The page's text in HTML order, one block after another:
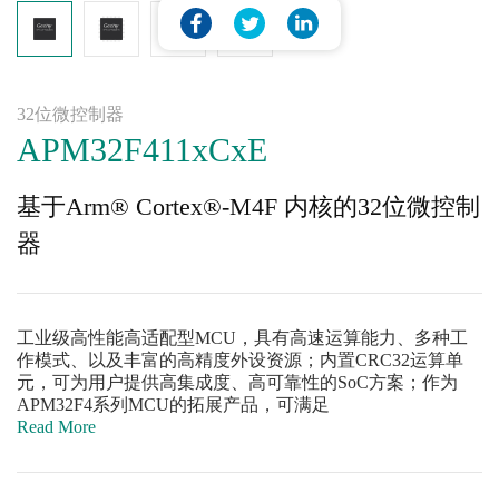
32位微控制器
APM32F411xCxE
基于Arm® Cortex®-M4F 内核的32位微控制
器
工业级高性能高适配型MCU，具有高速运算能力、多种工
作模式、以及丰富的高精度外设资源；内置CRC32运算单
元，可为用户提供高集成度、高可靠性的SoC方案；作为
APM32F4系列MCU的拓展产品，可满足
Read More